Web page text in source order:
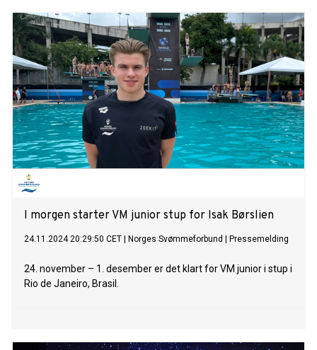
I morgen starter VM junior stup for Isak Børslien
24.11.2024 20:29:50 CET Norges Svømmeforbund Pressemelding
24. november – 1. desember er det klart for VM junior i stup i
Rio de Janeiro, Brasil.